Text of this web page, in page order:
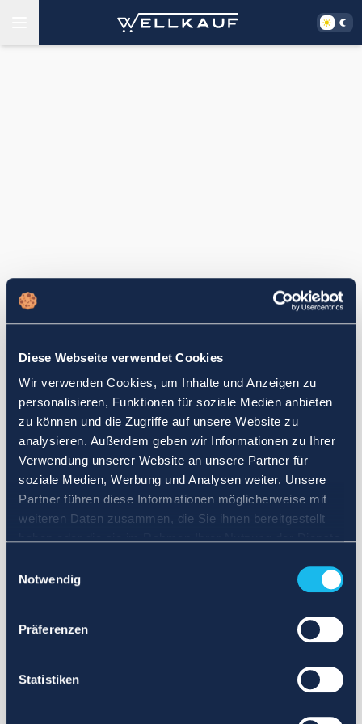
Diese Webseite verwendet Cookies
Wir verwenden Cookies, um Inhalte und Anzeigen zu
personalisieren, Funktionen für soziale Medien anbieten
zu können und die Zugriffe auf unsere Website zu
analysieren. Außerdem geben wir Informationen zu Ihrer
Verwendung unserer Website an unsere Partner für
soziale Medien, Werbung und Analysen weiter. Unsere
Partner führen diese Informationen möglicherweise mit
weiteren Daten zusammen, die Sie ihnen bereitgestellt
Notwendig
Präferenzen
Statistiken